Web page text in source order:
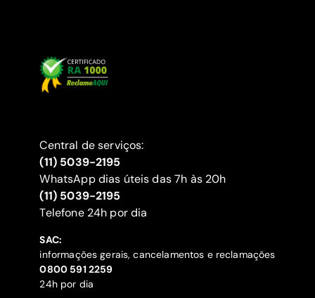
Central de serviços:
(11) 5039-2195
WhatsApp dias úteis das 7h às 20h
(11) 5039-2195
‍Telefone 24h por dia
SAC:
informações gerais, cancelamentos e reclamações
‍0800 591 2259
24h por dia